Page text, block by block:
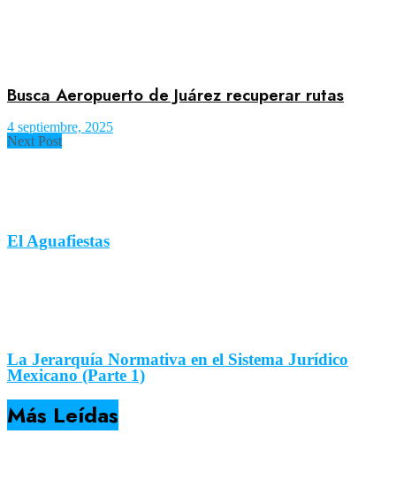
Busca Aeropuerto de Juárez recuperar rutas
4 septiembre, 2025
Next Post
El Aguafiestas
La Jerarquía Normativa en el Sistema Jurídico
Mexicano (Parte 1)
Más Leídas